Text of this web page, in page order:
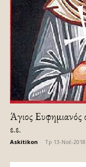
Άγιος
ε.ε.
Askitikon Τρ 13-Νοέ-2018